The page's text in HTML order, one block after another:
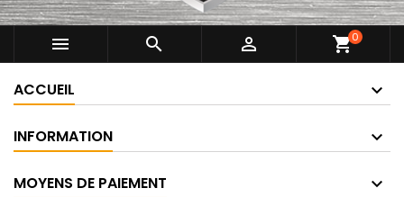
   shopping_cart0
ACCUEIL
INFORMATION
MOYENS DE PAIEMENT